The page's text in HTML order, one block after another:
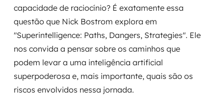
capacidade de raciocínio? É exatamente essa
questão que Nick Bostrom explora em
"Superintelligence: Paths, Dangers, Strategies". Ele
nos convida a pensar sobre os caminhos que
podem levar a uma inteligência artificial
superpoderosa e, mais importante, quais são os
riscos envolvidos nessa jornada.